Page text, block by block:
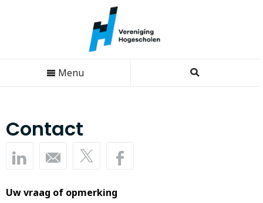
Menu
Contact
Uw vraag of opmerking